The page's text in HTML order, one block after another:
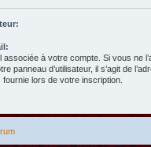
associée à votre compte. Si vous ne
panneau d’utilisateur, il s’agit de
lors de votre inscription.